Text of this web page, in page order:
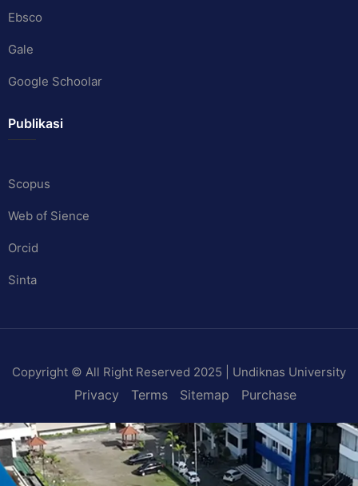
Ebsco
Gale
Google Schoolar
Publikasi
Scopus
Web of Sience
Orcid
Sinta
Copyright © All Right Reserved 2025 | Undiknas University
Privacy Terms Sitemap Purchase